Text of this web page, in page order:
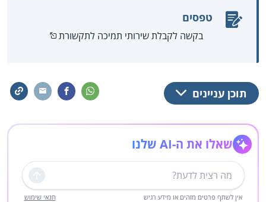
טפסים
בקשה לקבלת שירותי תמיכה לתקשורת
תוכן עניינים
שאלו את ה-AI שלנו
שליחה
אין לשתף פרטים מזהים או מידע רגיש תנאי שימוש